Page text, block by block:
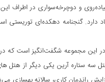
و دوچرخه‌سواری در
گنجنامه دهکده‌ای توریستی
این مجموعه شگفت‌انگیز است که
سه ستاره آرین یکی دیگر از هتل‌